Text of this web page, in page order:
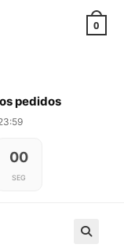
0
pedidos
00
SEG